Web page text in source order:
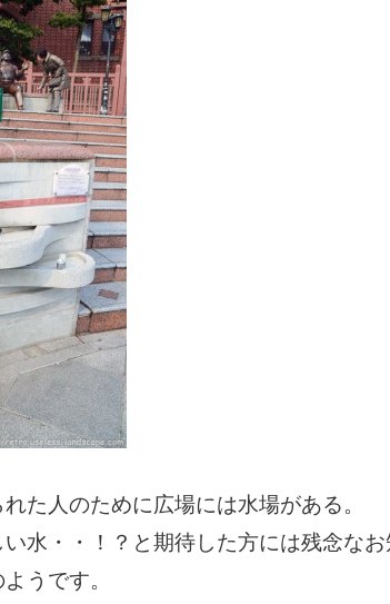
た人のために広場には水場がある。
水・・！？と期待した方には残念な
うです。